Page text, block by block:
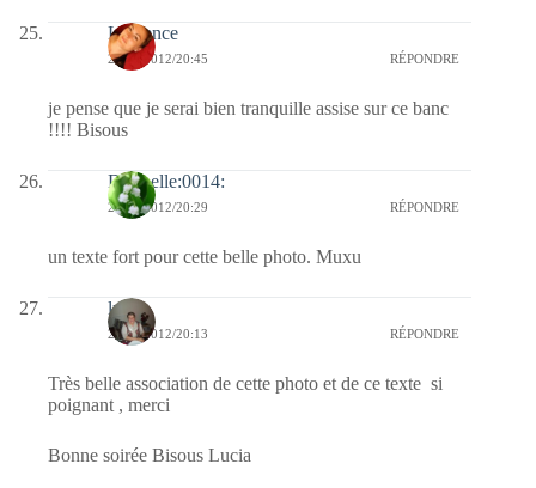
Laurence
24/01/2012/20:45 RÉPONDRE
je pense que je serai bien tranquille assise sur ce banc
!!!! Bisous
Dani-elle:0014:
24/01/2012/20:29 RÉPONDRE
un texte fort pour cette belle photo. Muxu
lucia
24/01/2012/20:13 RÉPONDRE
Très belle association de cette photo et de ce texte si
poignant , merci
Bonne soirée Bisous Lucia